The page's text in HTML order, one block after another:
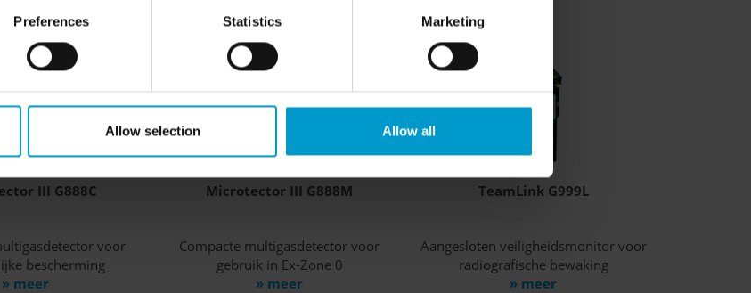
Preferences Statistics Marketing
Allow selection Allow all
III G888C
voor
bescherming
» meer
Microtector III G888M
Compacte multigasdetector voor
gebruik in Ex-Zone 0
» meer
TeamLink G999L
Aangesloten veiligheidsmonitor voor
radiografische bewaking
» meer